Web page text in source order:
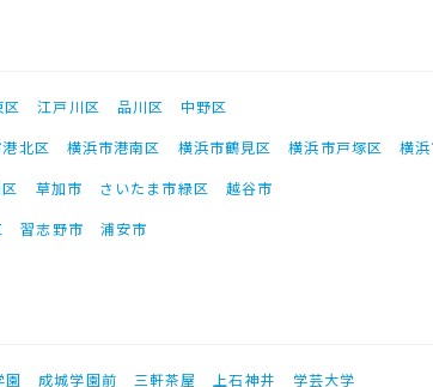
区 江戸川区 品川区
中野区
北区 横浜市港南区 横浜市鶴見区 横浜市戸塚区
横
草加市 さいたま市緑区
越谷市
習志野市 浦安市
園 成城学園前 三軒茶屋 上石神井
学芸大学